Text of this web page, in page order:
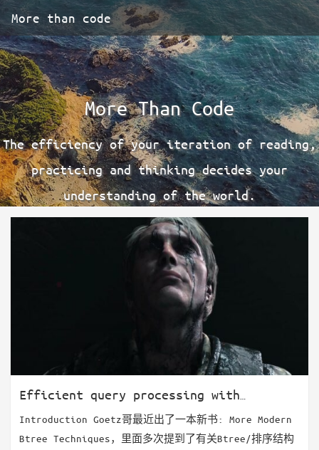
More than code
More Than Code
The efficiency of your iteration of reading,
practicing and thinking decides your
understanding of the world.
Efficient query processing with
efficient offset value encoding
Introduction Goetz哥最近出了一本新书: More Modern
Btree Techniques，里面多次提到了有关Btree/排序结构